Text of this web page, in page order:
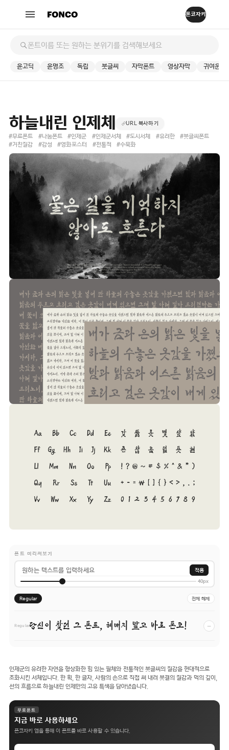
윤고딕 윤명조 독립 붓글씨 자막폰트 영상자막 귀여운
하늘내린 인제체 URL 복사하기
#무료폰트 #나눔폰트 #인제군 #인제군서체 #도시서체 #유려한
#붓글씨폰트
#거친질감
#감성 #영화포스터 #전통적 #수묵화
폰트 미리써보기
적용
40px
Regular 전체 해제
Regular당신이 찾던 그 폰트, 헤매지 말고 바로 폰코! −
인제군의 유려한 자연을 형상화한 힘 있는 필체와 전통적인 붓글씨의 질감을 현대적으로
조화시킨 서체입니다. 한 획, 한 글자, 사람의 손으로 직접 써 내려 붓결의 질감과 먹의 깊이,
선의 흐름으로 하늘내린 인제만의 고유 특색을 담아냈습니다.
무료폰트
지금 바로 사용하세요
폰코자키 앱을 통해 이 폰트를 바로 사용할 수 있습니다.